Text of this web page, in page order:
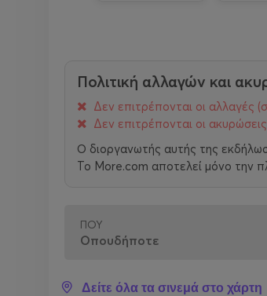
Πολιτική αλλαγών και
Δεν επιτρέπονται οι αλλαγές
Δεν επιτρέπονται οι
Ο διοργανωτής αυτής της
Το More.com αποτελεί μόνο την
ΠΟΎ
Δείτε όλα τα σινεμά στο χάρτη